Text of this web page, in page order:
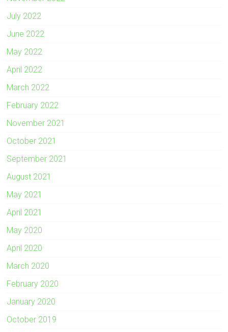
July 2022
June 2022
May 2022
April 2022
March 2022
February 2022
November 2021
October 2021
September 2021
August 2021
May 2021
April 2021
May 2020
April 2020
March 2020
February 2020
January 2020
October 2019